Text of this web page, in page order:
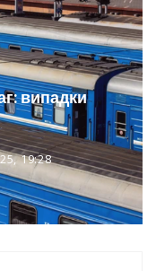
випадки
19:28